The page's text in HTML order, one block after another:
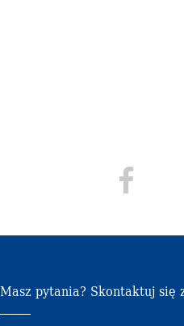
Masz pytania? Skontaktuj się